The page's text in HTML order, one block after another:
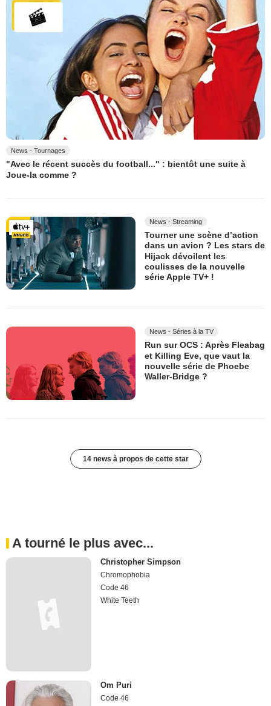
News - Tournages
"Avec le récent succès du football..." : bientôt une suite à
Joue-la comme ?
News - Streaming
Tourner une scène d’action
dans un avion ? Les stars de
Hijack dévoilent les
coulisses de la nouvelle
série Apple TV+ !
News - Séries à la TV
Run sur OCS : Après Fleabag
et Killing Eve, que vaut la
nouvelle série de Phoebe
Waller-Bridge ?
14 news à propos de cette star
A tourné le plus avec...
Christopher Simpson
Chromophobia
Code 46
White Teeth
Om Puri
Code 46